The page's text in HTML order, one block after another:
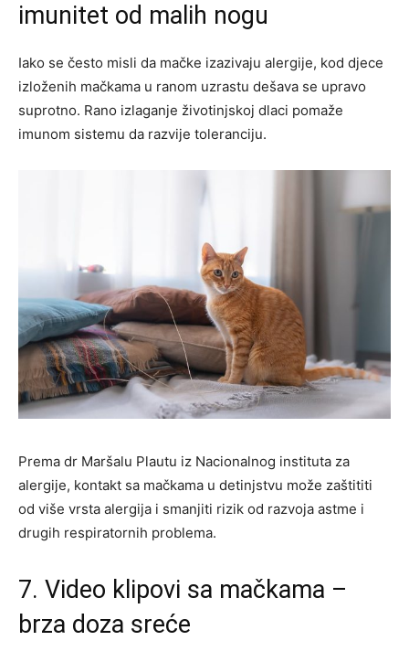
imunitet od malih nogu
Iako se često misli da mačke izazivaju alergije, kod djece
izloženih mačkama u ranom uzrastu dešava se upravo
suprotno. Rano izlaganje životinjskoj dlaci pomaže
imunom sistemu da razvije toleranciju.
Prema dr Maršalu Plautu iz Nacionalnog instituta za
alergije, kontakt sa mačkama u detinjstvu može zaštititi
od više vrsta alergija i smanjiti rizik od razvoja astme i
drugih respiratornih problema.
7. Video klipovi sa mačkama –
brza doza sreće